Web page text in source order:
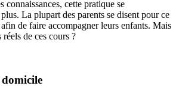
connaissances, cette pratique se
La plupart des parents se disent pour ce
de faire accompagner leurs enfants. Mais
de ces cours ?